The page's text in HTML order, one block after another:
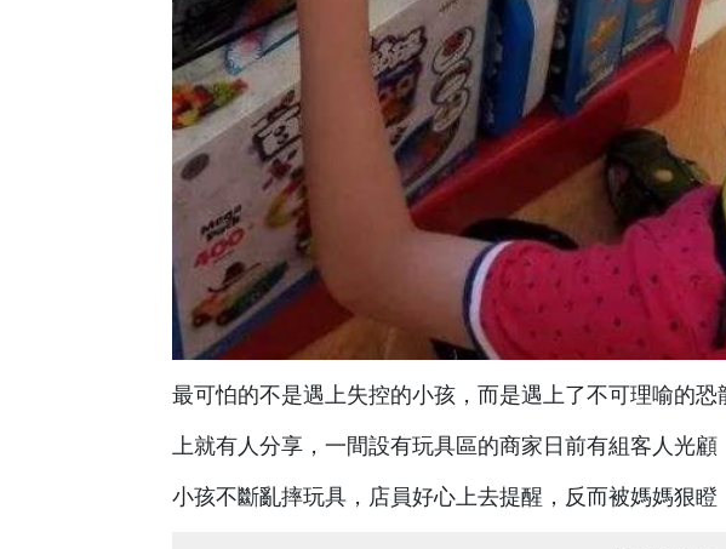
最可怕的不是遇上失控的小孩，而是遇上了不可理喻的恐
上就有人分享，一間設有玩具區的商家日前有組客人光顧
小孩不斷亂摔玩具，店員好心上去提醒，反而被媽媽狠瞪